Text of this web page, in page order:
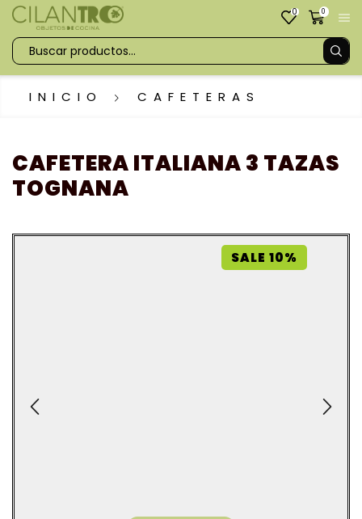
0 0
INICIO CAFETERAS
CAFETERA ITALIANA 3 TAZAS
TOGNANA
SALE 10%